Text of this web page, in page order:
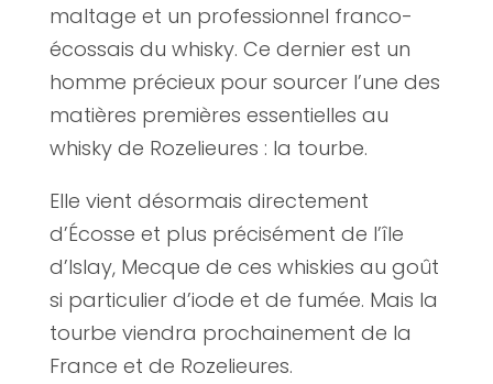
maltage et un professionnel franco-
écossais du whisky. Ce dernier est un
homme précieux pour sourcer l’une des
matières premières essentielles au
whisky de Rozelieures : la tourbe.
Elle vient désormais directement
d’Écosse et plus précisément de l’île
d’Islay, Mecque de ces whiskies au goût
si particulier d’iode et de fumée. Mais la
tourbe viendra prochainement de la
France et de Rozelieures.